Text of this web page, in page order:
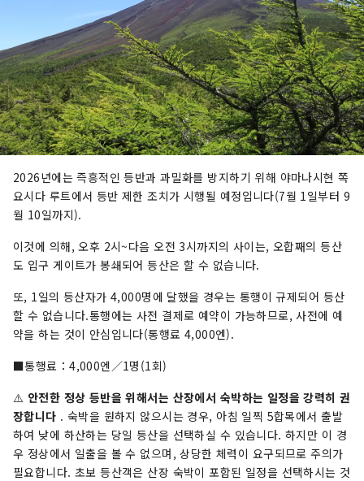
2026년에는 즉흥적인 등반과 과밀화를 방지하기 위해 야마나시현 쪽
요시다 루트에서 등반 제한 조치가 시행될 예정입니다(7월 1일부터 9
월 10일까지).
이것에 의해, 오후 2시~다음 오전 3시까지의 사이는, 오합째의 등산
도 입구 게이트가 봉쇄되어 등산은 할 수 없습니다.
또, 1일의 등산자가 4,000명에 달했을 경우는 통행이 규제되어 등산
할 수 없습니다.통행에는 사전 결제로 예약이 가능하므로, 사전에 예
약을 하는 것이 안심입니다(통행료 4,000엔).
■통행료：4,000엔／1명(1회)
⚠️ 안전한 정상 등반을 위해서는 산장에서 숙박하는 일정을 강력히 권
장합니다 . 숙박을 원하지 않으시는 경우, 아침 일찍 5합목에서 출발
하여 낮에 하산하는 당일 등산을 선택하실 수 있습니다. 하지만 이 경
우 정상에서 일출을 볼 수 없으며, 상당한 체력이 요구되므로 주의가
필요합니다. 초보 등산객은 산장 숙박이 포함된 일정을 선택하시는 것